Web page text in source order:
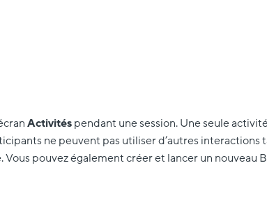
Activitéspendant une session. Une seule
ne peuvent pas utiliser d’autres interactions
Vous pouvez également créer et lancer un nouveau